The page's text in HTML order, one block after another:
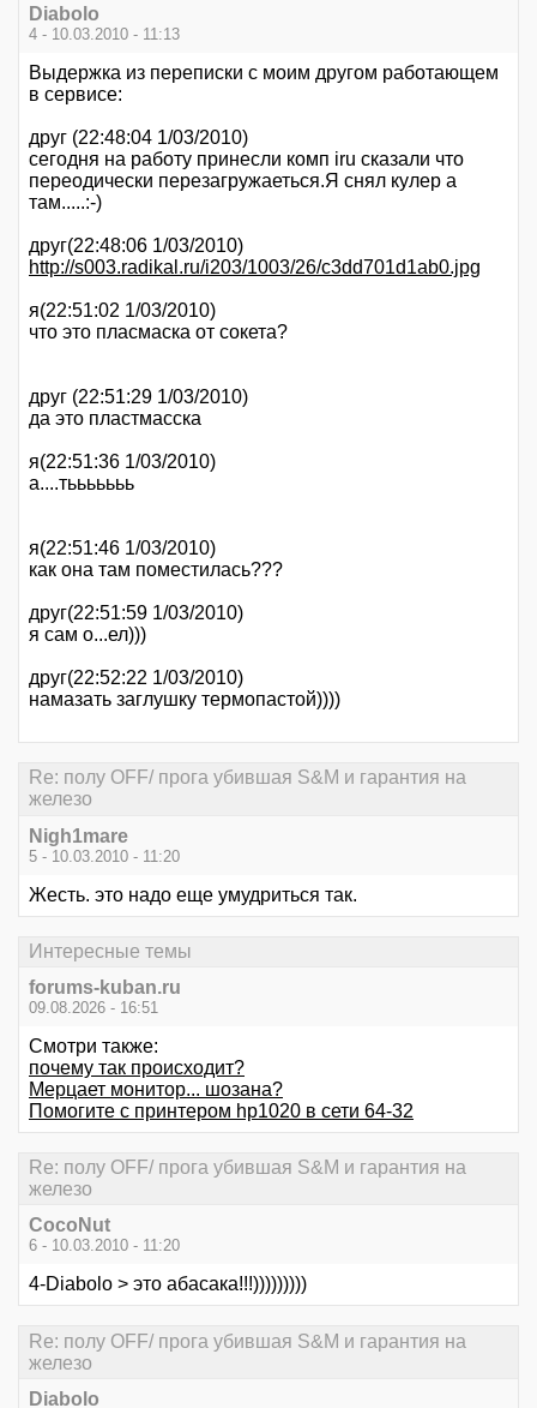
Diabolo
4 - 10.03.2010 - 11:13
Выдержка из переписки с моим другом работающем
в сервисе:
друг (22:48:04 1/03/2010)
сегодня на работу принесли комп iru сказали что
переодически перезагружаеться.Я снял кулер а
там.....:-)
друг(22:48:06 1/03/2010)
http://s003.radikal.ru/i203/1003/26/c3dd701d1ab0.jpg
я(22:51:02 1/03/2010)
что это пласмаска от сокета?
друг (22:51:29 1/03/2010)
да это пластмасска
я(22:51:36 1/03/2010)
а....тььььььь
я(22:51:46 1/03/2010)
как она там поместилась???
друг(22:51:59 1/03/2010)
я сам о...ел)))
друг(22:52:22 1/03/2010)
намазать заглушку термопастой))))
Re: полу OFF/ прога убившая S&M и гарантия на
железо
Nigh1mare
5 - 10.03.2010 - 11:20
Жесть. это надо еще умудриться так.
Интересные темы
forums-kuban.ru
09.08.2026 - 16:51
Смотри также:
почему так происходит?
Мерцает монитор... шозана?
Помогите с принтером hp1020 в сети 64-32
Re: полу OFF/ прога убившая S&M и гарантия на
железо
CocoNut
6 - 10.03.2010 - 11:20
4-Diabolo > это абасака!!!)))))))))
Re: полу OFF/ прога убившая S&M и гарантия на
железо
Diabolo